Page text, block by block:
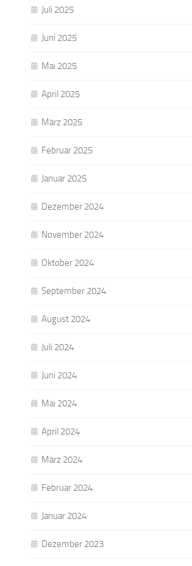
Juli 2025
Juni 2025
Mai 2025
April 2025
März 2025
Februar 2025
Januar 2025
Dezember 2024
November 2024
Oktober 2024
September 2024
August 2024
Juli 2024
Juni 2024
Mai 2024
April 2024
März 2024
Februar 2024
Januar 2024
Dezember 2023